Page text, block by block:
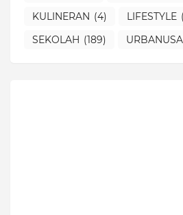
KULINERAN (4) LIFESTYLE
SEKOLAH (189)